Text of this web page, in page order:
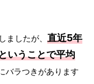
ましたが、 直近5年
いうことで平均
バラつきがあります